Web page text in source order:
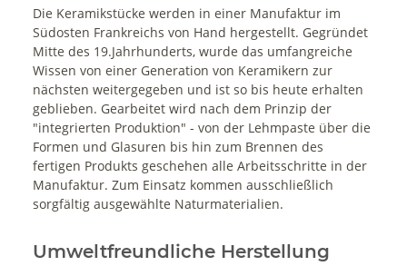
Die Keramikstücke werden in einer Manufaktur im
Südosten Frankreichs von Hand hergestellt. Gegründet
Mitte des 19.Jahrhunderts, wurde das umfangreiche
Wissen von einer Generation von Keramikern zur
nächsten weitergegeben und ist so bis heute erhalten
geblieben. Gearbeitet wird nach dem Prinzip der
"integrierten Produktion" - von der Lehmpaste über die
Formen und Glasuren bis hin zum Brennen des
fertigen Produkts geschehen alle Arbeitsschritte in der
Manufaktur. Zum Einsatz kommen ausschließlich
sorgfältig ausgewählte Naturmaterialien.
Umweltfreundliche Herstellung